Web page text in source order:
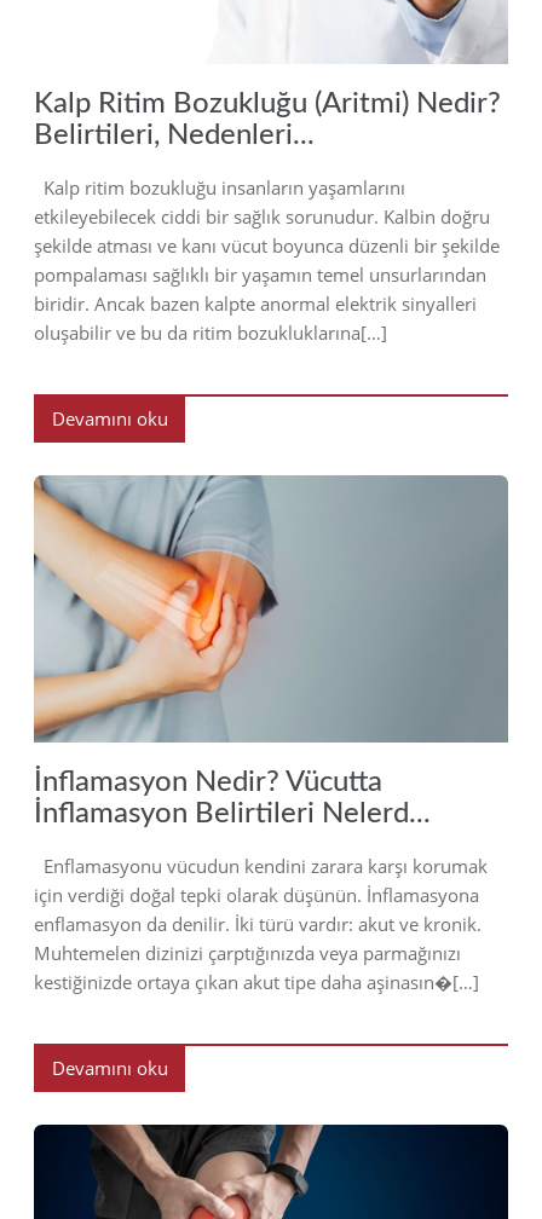
Kalp Ritim Bozukluğu (Aritmi) Nedir?
Belirtileri, Nedenleri...
Kalp ritim bozukluğu insanların yaşamlarını
etkileyebilecek ciddi bir sağlık sorunudur. Kalbin doğru
şekilde atması ve kanı vücut boyunca düzenli bir şekilde
pompalaması sağlıklı bir yaşamın temel unsurlarından
biridir. Ancak bazen kalpte anormal elektrik sinyalleri
oluşabilir ve bu da ritim bozukluklarına[…]
Devamını oku
İnflamasyon Nedir? Vücutta
İnflamasyon Belirtileri Nelerd...
Enflamasyonu vücudun kendini zarara karşı korumak
için verdiği doğal tepki olarak düşünün. İnflamasyona
enflamasyon da denilir. İki türü vardır: akut ve kronik.
Muhtemelen dizinizi çarptığınızda veya parmağınızı
kestiğinizde ortaya çıkan akut tipe daha aşinasın�[…]
Devamını oku